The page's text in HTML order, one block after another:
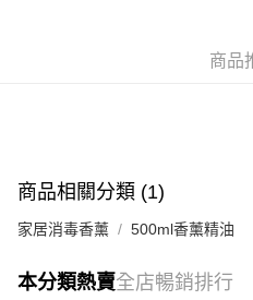
商品
商品相關分類 (1)
家居消毒香薰 500ml香薰精油
本分類熱賣全店暢銷排行